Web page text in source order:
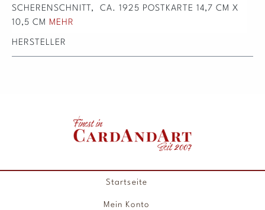
SCHERENSCHNITT, CA. 1925 POSTKARTE 14,7 CM X
10,5 CM MEHR
HERSTELLER
Startseite
Mein Konto